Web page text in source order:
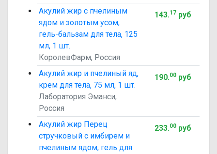
Акулий жир с пчелиным
ядом и золотым усом,
гель-бальзам для тела, 125
мл, 1 шт.
КоролевФарм, Россия
143.17руб
Акулий жир и пчелиный яд,
крем для тела, 75 мл, 1 шт.
Лаборатория Эманси,
Россия
190.00руб
Акулий жир Перец
стручковый с имбирем и
пчелиным ядом, гель для
233.00руб